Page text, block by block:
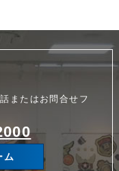
またはお問合せフ
ム